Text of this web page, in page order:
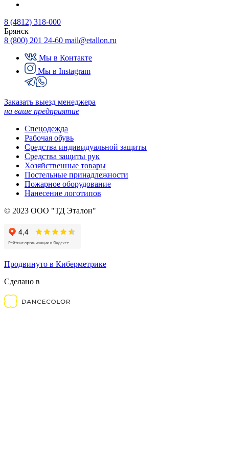
8 (4812) 318-000
Брянск
8 (800) 201 24-60 mail@etallon.ru
Мы в Контакте
Мы в Instagram
Заказать выезд менеджера
на ваше предприятие
Спецодежда
Рабочая обувь
Средства индивидуальной защиты
Средства защиты рук
Хозяйственные товары
Постельные принадлежности
Пожарное оборудование
Нанесение логотипов
© 2023 ООО "ТД Эталон"
Продвинуто в Киберметрике
Сделано в